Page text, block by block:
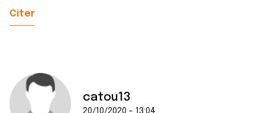
Citer
catou13
20/10/2020 - 13:04